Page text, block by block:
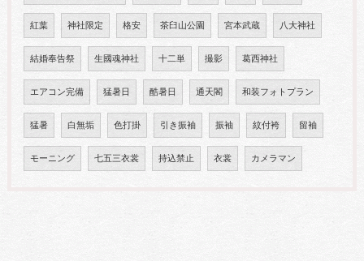
紅葉 神社限定 格安 茶臼山公園 宮本武蔵 八大神社
結婚奉告祭 生國魂神社 十二単 撮影 葛西神社
エアコン完備 猛暑日 酷暑日 通天閣 和装フォトプラン
猛暑 白無垢 色打掛 引き振袖 振袖 紋付袴 留袖
モーニング 七五三衣裳 持込禁止 衣裳 カメラマン